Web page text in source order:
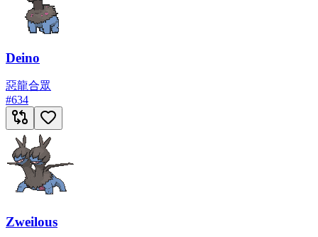
Deino
惡龍合眾
#634
Zweilous